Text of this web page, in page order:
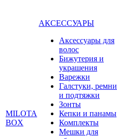
MILOTA
BOX
АКСЕССУАРЫ
Аксессуары для
волос
Бижутерия и
украшения
Варежки
Галстуки, ремни
и подтяжки
Зонты
Кепки и панамы
Комплекты
Мешки для